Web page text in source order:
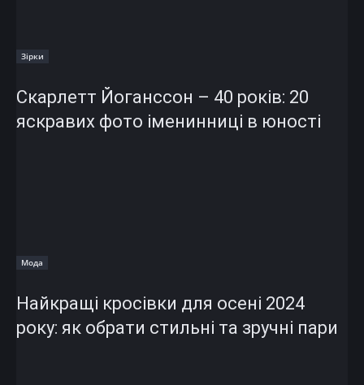
Зірки
Скарлетт Йоганссон – 40 років: 20
яскравих фото іменинниці в юності
Мода
Найкращі кросівки для осені 2024
року: як обрати стильні та зручні пари